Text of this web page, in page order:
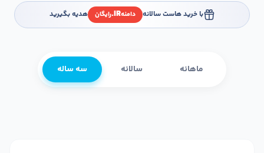
با خرید هاست سالانه دامنهIR. رایگان هدیه بگیرید
سه ساله سالانه ماهانه